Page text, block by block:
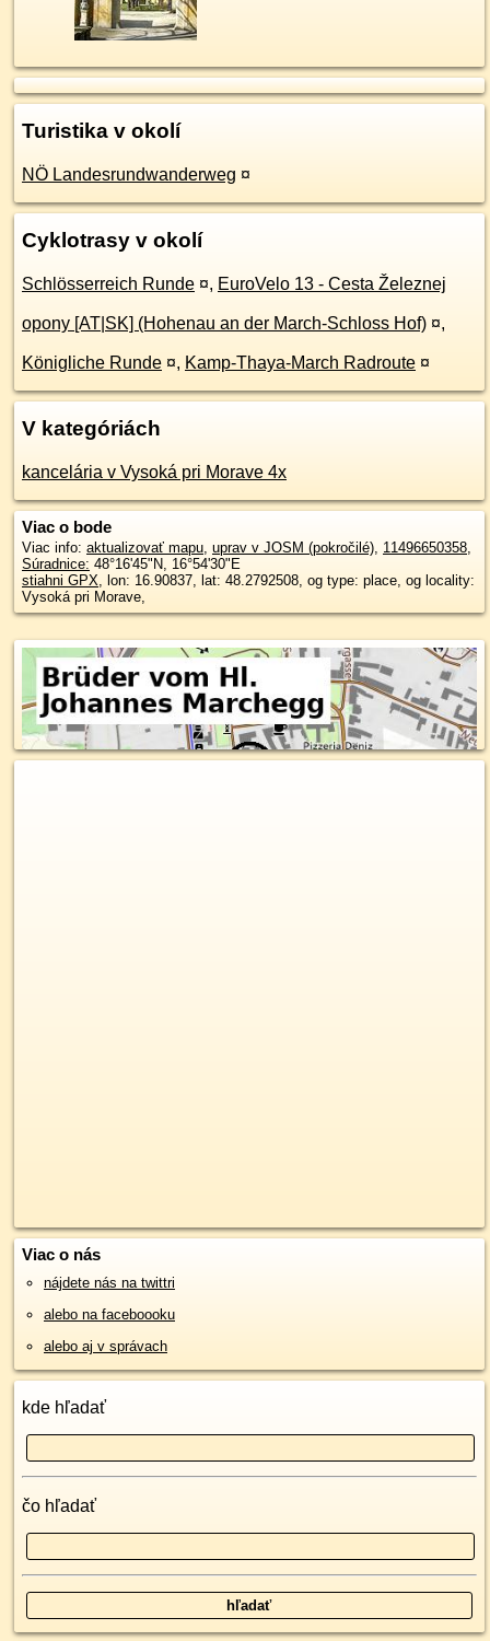
Turistika v okolí
NÖ Landesrundwanderweg ¤
Cyklotrasy v okolí
Schlösserreich Runde ¤, EuroVelo 13 - Cesta Železnej
opony [AT|SK] (Hohenau an der March-Schloss Hof) ¤,
Königliche Runde ¤, Kamp-Thaya-March Radroute ¤
V kategóriách
kancelária v Vysoká pri Morave 4x
Viac o bode
Viac info: aktualizovať mapu, uprav v JOSM (pokročilé), 11496650358,
Súradnice: 48°16'45"N, 16°54'30"E
stiahni GPX, lon: 16.90837, lat: 48.2792508, og type: place, og locality:
Vysoká pri Morave,
Viac o nás
nájdete nás na twittri
alebo na faceboooku
alebo aj v správach
kde hľadať
čo hľadať